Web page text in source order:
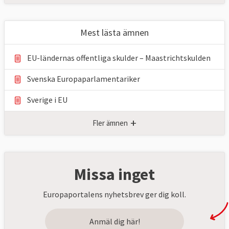
Mest lästa ämnen
EU-ländernas offentliga skulder – Maastrichtskulden
Svenska Europaparlamentariker
Sverige i EU
Fler ämnen +
Missa inget
Europaportalens nyhetsbrev ger dig koll.
Anmäl dig här!